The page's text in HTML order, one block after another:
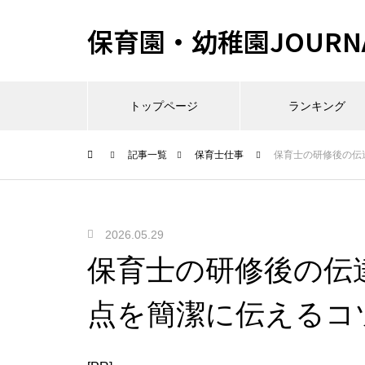
保育園・幼稚園
トップページ ランキング
記事一覧 保育士仕事 保育士の研修後の
2026.05.29
保育士の研修後の
点を簡潔に伝えるコ